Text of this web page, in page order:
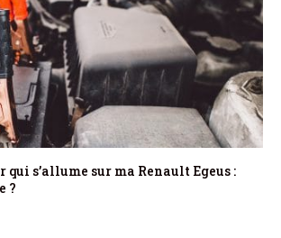
qui s’allume sur ma Renault Egeus :
?